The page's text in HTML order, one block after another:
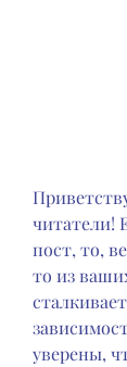
читатели!
пост, то,
то из
уверены,